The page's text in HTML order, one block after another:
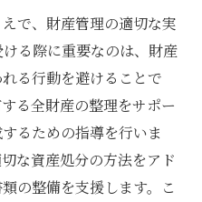
で、財産管理の適切な実
る際に重要なのは、財産
る行動を避けることで
る全財産の整理をサポー
るための指導を行いま
な資産処分の方法をアド
の整備を支援します。こ